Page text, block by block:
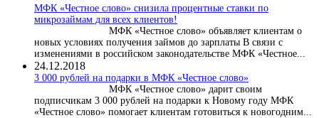
МФК «Честное слово» снизила процентные ставки по
микрозаймам для всех клиентов!
МФК «Честное слово» объявляет клиентам о
новых условиях получения займов до зарплаты В связи с
изменениями в российском законодательстве МФК «Честное...
24.12.2018
3 000 рублей на подарки в МФК «Честное слово»
МФК «Честное слово» дарит своим
подписчикам 3 000 рублей на подарки к Новому году МФК
«Честное слово» помогает клиентам готовиться к новогодним...